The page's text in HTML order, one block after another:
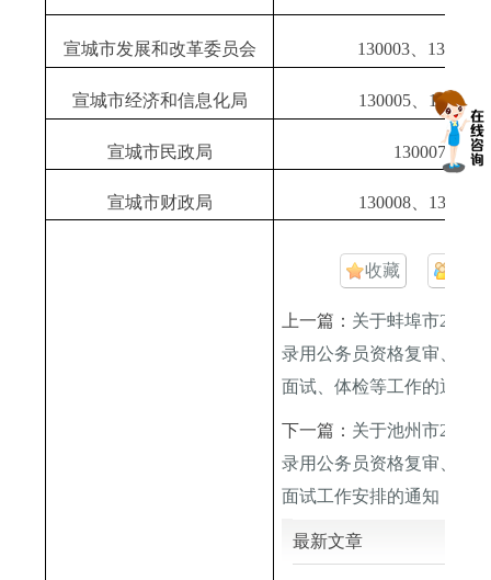
宣城市发展和改革委员会 130003 130004
宣城市经济和信息化局 130005、 130006
宣城市民政局 130007
宣城市财政局 130008、 130009
收藏
上一篇： 关于蚌埠市2023
录用公务员资格复审、体
面试、体检等工作的通知
下一篇： 关于池州市2023
录用公务员资格复审、体
面试工作安排的通知
最新文章